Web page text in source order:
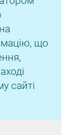
що
сайті